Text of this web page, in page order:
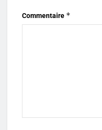
Commentaire *